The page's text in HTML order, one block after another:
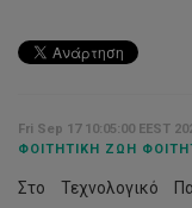
Fri Sep 17 10:05:00 EEST
ΦΟΙΤΗΤΙΚΉ ΖΩΉ
Στο Τεχνολογικό